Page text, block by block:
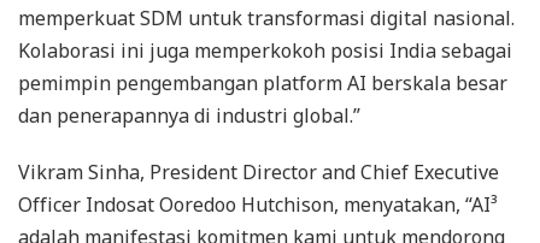
memperkuat SDM untuk transformasi digital nasional.
Kolaborasi ini juga memperkokoh posisi India sebagai
pemimpin pengembangan platform AI berskala besar
dan penerapannya di industri global.”
Vikram Sinha, President Director and Chief Executive
Officer Indosat Ooredoo Hutchison, menyatakan, “AI³
adalah manifestasi komitmen kami untuk mendorong